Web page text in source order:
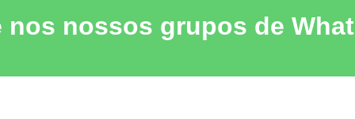
nos nossos grupos de